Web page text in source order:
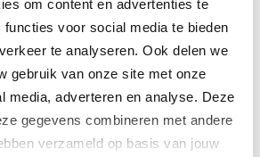
om content en advertenties te
functies voor social media te bieden
te analyseren. Ook delen we
gebruik van onze site met onze
media, adverteren en analyse. Deze
gegevens combineren met andere
verzameld op basis van jouw
06 september, 2018
Blogs
30 jaar ziek en nu DBS